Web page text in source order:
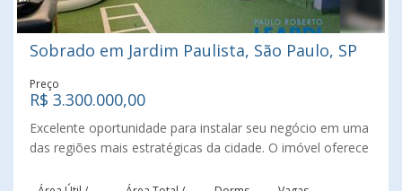
Sobrado em Jardim Paulista, São Paulo, SP
Preço
R$ 3.300.000,00
Excelente oportunidade para instalar seu negócio em uma
das regiões mais estratégicas da cidade. O imóvel oferece
escritórios, clínicas, estúdios e muito mais. Características